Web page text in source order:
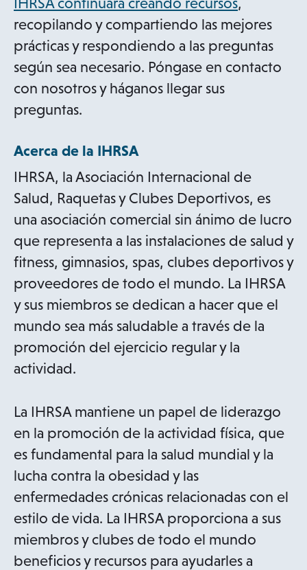
p
e
n
n
e
w
t
a
b
recopilando y compartiendo las mejores
prácticas y respondiendo a las preguntas
según sea necesario. Póngase en contacto
con nosotros y háganos llegar sus
preguntas.
Acerca de la IHRSA
IHRSA, la Asociación Internacional de
Salud, Raquetas y Clubes Deportivos, es
una asociación comercial sin ánimo de lucro
que representa a las instalaciones de salud y
fitness, gimnasios, spas, clubes deportivos y
proveedores de todo el mundo. La IHRSA
y sus miembros se dedican a hacer que el
mundo sea más saludable a través de la
promoción del ejercicio regular y la
actividad.
La IHRSA mantiene un papel de liderazgo
en la promoción de la actividad física, que
es fundamental para la salud mundial y la
lucha contra la obesidad y las
enfermedades crónicas relacionadas con el
estilo de vida. La IHRSA proporciona a sus
miembros y clubes de todo el mundo
beneficios y recursos para ayudarles a